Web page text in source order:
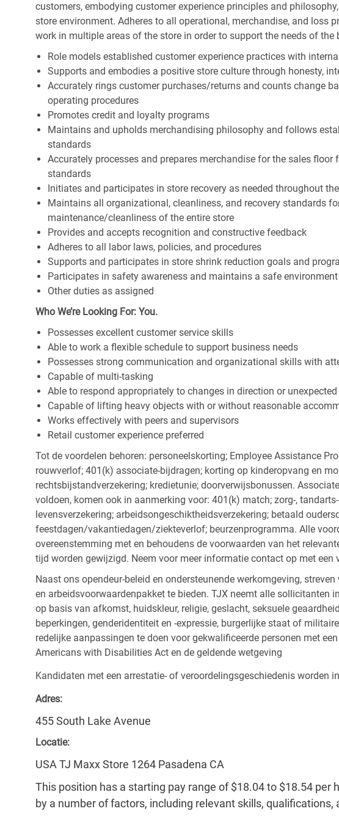
customers, embodying customer experience principles and
store environment. Adheres to all operational, merchandise, and loss
work in multiple areas of the store in order to support the needs of the
Role models established customer experience practices with
Supports and embodies a positive store culture through honesty,
Accurately rings customer purchases/returns and counts change
operating procedures
Promotes credit and loyalty programs
Maintains and upholds merchandising philosophy and follows
standards
Accurately processes and prepares merchandise for the sales
standards
Initiates and participates in store recovery as needed throughout
Maintains all organizational, cleanliness, and recovery standards
maintenance/cleanliness of the entire store
Provides and accepts recognition and constructive feedback
Adheres to all labor laws, policies, and procedures
Supports and participates in store shrink reduction goals and
Participates in safety awareness and maintains a safe environment
Other duties as assigned
Who We’re Looking For: You.
Possesses excellent customer service skills
Able to work a flexible schedule to support business needs
Possesses strong communication and organizational skills with
Capable of multi-tasking
Able to respond appropriately to changes in direction or
Capable of lifting heavy objects with or without reasonable
Works effectively with peers and supervisors
Retail customer experience preferred
Tot de voordelen behoren: personeelskorting; Employee Assistance
rouwverlof; 401(k) associate-bijdragen; korting op kinderopvang en
rechtsbijstandverzekering; kredietunie; doorverwijsbonussen.
voldoen, komen ook in aanmerking voor: 401(k) match; zorg-,
levensverzekering; arbeidsongeschiktheidsverzekering; betaald
feestdagen/vakantiedagen/ziekteverlof; beurzenprogramma. Alle
overeenstemming met en behoudens de voorwaarden van het
tijd worden gewijzigd. Neem voor meer informatie contact op met een
Naast ons opendeur-beleid en ondersteunende werkomgeving,
en arbeidsvoorwaardenpakket te bieden. TJX neemt alle sollicitanten
op basis van afkomst, huidskleur, religie, geslacht, seksuele
beperkingen, genderidentiteit en -expressie, burgerlijke staat of
redelijke aanpassingen te doen voor gekwalificeerde personen met
Americans with Disabilities Act en de geldende wetgeving
Kandidaten met een arrestatie- of veroordelingsgeschiedenis worden
Adres:
455 South Lake Avenue
Locatie:
USA TJ Maxx Store 1264 Pasadena CA
This position has a starting pay range of $18.04 to $18.54 per
by a number of factors, including relevant skills, qualifications,